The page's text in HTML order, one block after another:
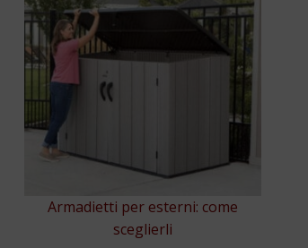
Armadietti per esterni: come
sceglierli